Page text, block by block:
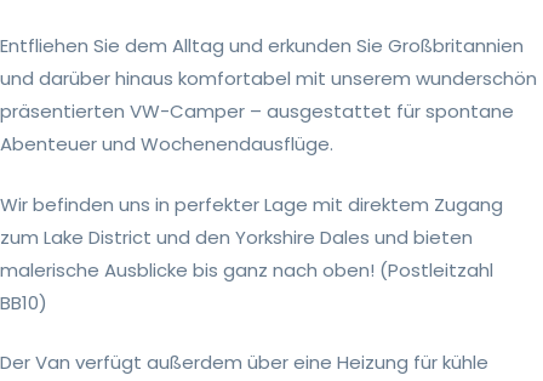
Entfliehen Sie dem Alltag und erkunden Sie Großbritannien
und darüber hinaus komfortabel mit unserem wunderschön
präsentierten VW-Camper – ausgestattet für spontane
Abenteuer und Wochenendausflüge.
Wir befinden uns in perfekter Lage mit direktem Zugang
zum Lake District und den Yorkshire Dales und bieten
malerische Ausblicke bis ganz nach oben! (Postleitzahl
BB10)
Der Van verfügt außerdem über eine Heizung für kühle